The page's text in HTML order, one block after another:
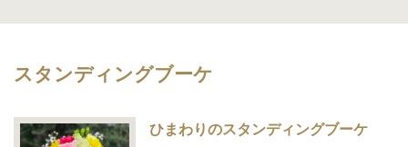
スタンディングブーケ
ひまわりのスタンディングブーケ